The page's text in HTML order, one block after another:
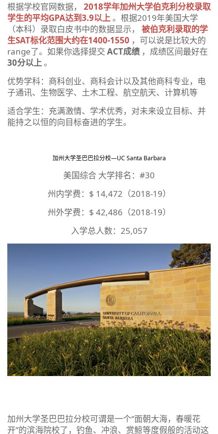
根据学校官网数据， 2018学年加州大学伯克利分校录取
学生的平均GPA达到3.9以上。根据2019年美国大学
（本科）录取白皮书中的数据显示， 被伯克利录取的学
生SAT标化范围大约在1400-1550 ，可以说是比较大的
range了。如果你选择提交 ACT成绩 ，成绩区间最好在
30分以上。
优势学科：商科创业、商科会计以及其他商科专业，电
子通讯、生物医学、土木工程、航空航天、计算机等
适合学生：充满激情、学术优秀，对未来设立目标、并
能持之以恒的向目标奋进的学生。
加州大学圣巴巴拉分校—UC Santa Barbara
美国综合 大学排名：#30
州内学费：$ 14,472（2018-19）
州外学费：$ 42,486（2018-19）
入学总人数：25,057
加州大学圣巴巴拉分校可谓是一个“面朝大海，春暖花
开”的滨海院校了，钓鱼、冲浪、赏鲸等度假般的活动这